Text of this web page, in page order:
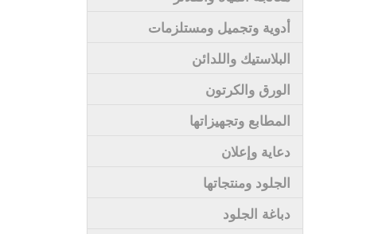
أدوية وتجميل ومستلزمات
البلاستيك واللدائن
الورق والكرتون
المطابع وتجهيزاتها
دعاية وإعلان
الجلود ومنتجاتها
دباغة الجلود